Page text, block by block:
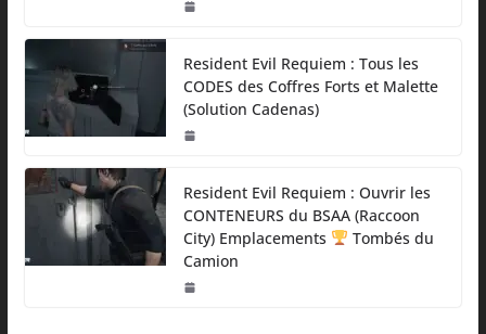
Resident Evil Requiem : Tous les
CODES des Coffres Forts et Malette
(Solution Cadenas)
Resident Evil Requiem : Ouvrir les
CONTENEURS du BSAA (Raccoon
City) Emplacements
Tombés du
Camion